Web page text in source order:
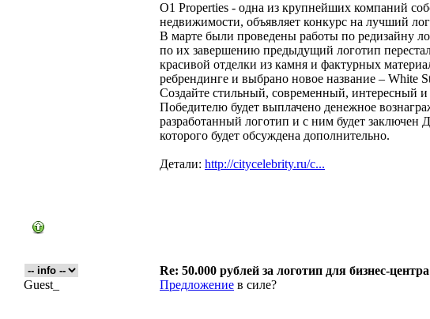
O1 Properties - одна из крупнейших компаний
недвижимости, объявляет конкурс на лучший
В марте были проведены работы по редизайну
по их завершению предыдущий логотип
красивой отделки из камня и фактурных
ребрендинге и выбрано новое название – White
Создайте стильный, современный, интересный и
Победителю будет выплачено денежное
разработанный логотип и с ним будет заключен
которого будет обсуждена дополнительно.
Детали: http://citycelebrity.ru/c...
Re: 50.000 рублей за логотип для бизнес-центра
Guest_
Предложение в силе?